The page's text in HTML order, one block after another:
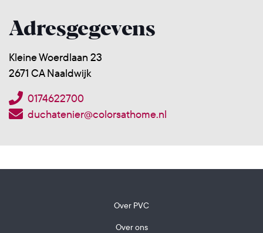
Adresgegevens
Kleine Woerdlaan 23
2671 CA Naaldwijk
0174622700
duchatenier@colorsathome.nl
Over PVC
Over ons